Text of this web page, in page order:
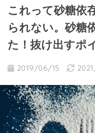
これって砂糖依
られない。砂糖
た！抜け出すポ
2019/06/15